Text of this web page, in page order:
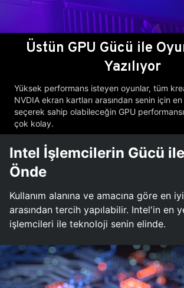
Üstün GPU Gücü ile
Yazılıyor
Yüksek performans isteyen oyunlar, tüm
NVDIA ekran kartları arasından senin için
seçerek sahip olabileceğin GPU
çok kolay.
Intel İşlemcilerin Gücü
Önde
Kullanım alanına ve amacına göre en
arasından tercih yapılabilir. Intel'in en
işlemcileri ile teknoloji senin elinde.